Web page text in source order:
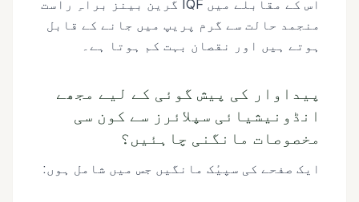
اس کے مقابلے میں IQF گرین بینز براہِ راست
منجمد حالت سے گرم پریپ میں جانے کے قابل
ہوتے ہیں اور نقصان بہت کم ہوتا ہے۔
پیداوار کی پیش گوئی کے لیے مجھے
انڈونیشیائی سپلائرز سے کون سی
مخصوصات مانگنی چاہئیں؟
ایک صفحے کی سپیٔک مانگیں جس میں شامل ہوں: